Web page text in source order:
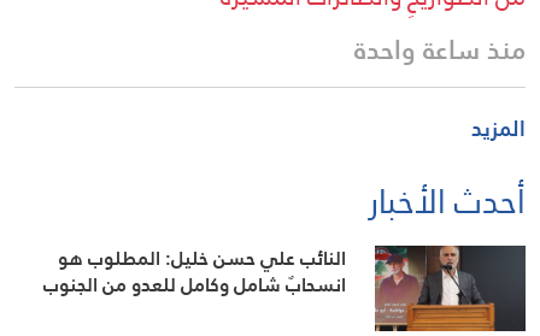
منذ ساعة واحدة
المزيد
أحدث الأخبار
النائب علي حسن خليل: المطلوب هو
انسحابٌ شامل وكامل للعدو من الجنوب